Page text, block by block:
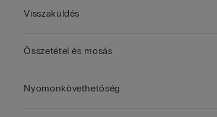
Visszaküldés
Összetétel és mosás
Nyomonkövethetőség